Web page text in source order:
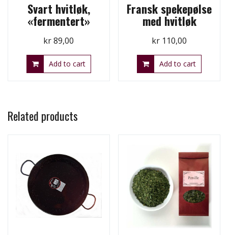
Svart hvitløk,
«fermentert»
kr89,00
Add to cart
Fransk spekepølse
med hvitløk
kr 110,00
Add to cart
Related products